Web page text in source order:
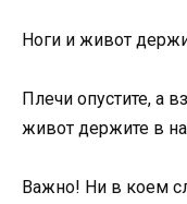
Ноги и живот
Плечи опустите, а
живот держите в
Важно! Ни в коем